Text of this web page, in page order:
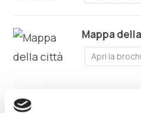
Esplora
Cosa fare
Mappa
Apri la